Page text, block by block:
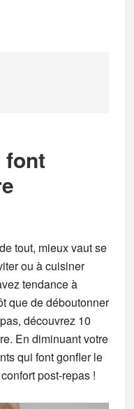
font
tout, mieux vaut se
ou à cuisiner
tendance à
que de déboutonner
découvrez 10
En diminuant votre
qui font gonfler le
post-repas !